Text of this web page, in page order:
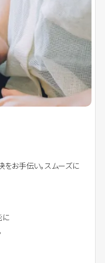
をお手伝い。スムーズに
に